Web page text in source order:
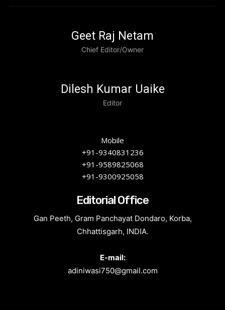
Geet Raj Netam
Chief Editor/Owner
Dilesh Kumar Uaike
Editor
Mobile
+91-9340831236
+91-9589825068
+91-9300925058
Editorial Office
Gan Peeth, Gram Panchayat Dondaro, Korba,
Chhattisgarh, INDIA.
E-mail:
adiniwasi750@gmail.com